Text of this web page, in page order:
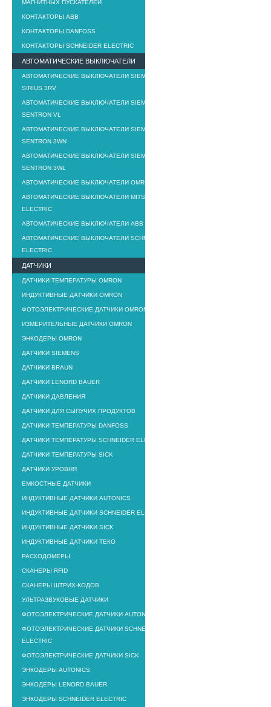
МАГНИТНЫХ ПУСКАТЕЛЕЙ
КОНТАКТОРЫ ABB
КОНТАКТОРЫ DANFOSS
КОНТАКТОРЫ SCHNEIDER ELECTRIC
АВТОМАТИЧЕСКИЕ ВЫКЛЮЧАТЕЛИ
АВТОМАТИЧЕСКИЕ ВЫКЛЮЧАТЕЛИ SIEMENS
SIRIUS 3RV
АВТОМАТИЧЕСКИЕ ВЫКЛЮЧАТЕЛИ SIEMENS
SENTRON VL
АВТОМАТИЧЕСКИЕ ВЫКЛЮЧАТЕЛИ SIEMENS
SENTRON 3WN
АВТОМАТИЧЕСКИЕ ВЫКЛЮЧАТЕЛИ SIEMENS
SENTRON 3WL
АВТОМАТИЧЕСКИЕ ВЫКЛЮЧАТЕЛИ OMRON
АВТОМАТИЧЕСКИЕ ВЫКЛЮЧАТЕЛИ MITSUBISHI
ELECTRIC
АВТОМАТИЧЕСКИЕ ВЫКЛЮЧАТЕЛИ ABB
АВТОМАТИЧЕСКИЕ ВЫКЛЮЧАТЕЛИ SCHNEIDER
ELECTRIC
ДАТЧИКИ
ДАТЧИКИ ТЕМПЕРАТУРЫ OMRON
ИНДУКТИВНЫЕ ДАТЧИКИ OMRON
ФОТОЭЛЕКТРИЧЕСКИЕ ДАТЧИКИ OMRON
ИЗМЕРИТЕЛЬНЫЕ ДАТЧИКИ OMRON
ЭНКОДЕРЫ OMRON
ДАТЧИКИ SIEMENS
ДАТЧИКИ BRAUN
ДАТЧИКИ LENORD BAUER
ДАТЧИКИ ДАВЛЕНИЯ
ДАТЧИКИ ДЛЯ СЫПУЧИХ ПРОДУКТОВ
ДАТЧИКИ ТЕМПЕРАТУРЫ DANFOSS
ДАТЧИКИ ТЕМПЕРАТУРЫ SCHNEIDER ELECTRIIC
ДАТЧИКИ ТЕМПЕРАТУРЫ SICK
ДАТЧИКИ УРОВНЯ
ЕМКОСТНЫЕ ДАТЧИКИ
ИНДУКТИВНЫЕ ДАТЧИКИ AUTONICS
ИНДУКТИВНЫЕ ДАТЧИКИ SCHNEIDER ELECTRIC
ИНДУКТИВНЫЕ ДАТЧИКИ SICK
ИНДУКТИВНЫЕ ДАТЧИКИ ТЕКО
РАСХОДОМЕРЫ
СКАНЕРЫ RFID
СКАНЕРЫ ШТРИХ-КОДОВ
УЛЬТРАЗВУКОВЫЕ ДАТЧИКИ
ФОТОЭЛЕКТРИЧЕСКИЕ ДАТЧИКИ AUTONICS
ФОТОЭЛЕКТРИЧЕСКИЕ ДАТЧИКИ SCHNEIDER
ELECTRIC
ФОТОЭЛЕКТРИЧЕСКИЕ ДАТЧИКИ SICK
ЭНКОДЕРЫ AUTONICS
ЭНКОДЕРЫ LENORD BAUER
ЭНКОДЕРЫ SCHNEIDER ELECTRIC